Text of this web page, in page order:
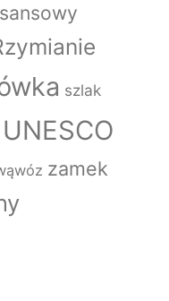
szlak
UNESCO
zamek